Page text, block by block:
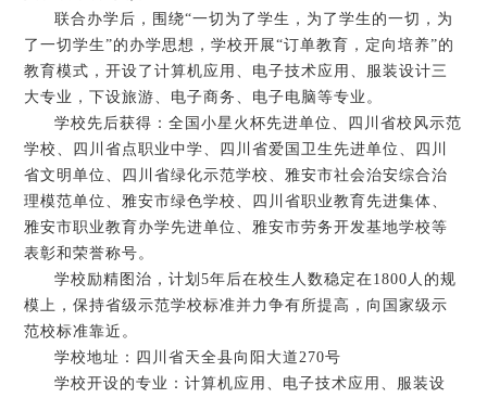
联合办学后，围绕“一切为了学生，为了学生的一切，为
了一切学生”的办学思想，学校开展“订单教育，定向培养”的
教育模式，开设了计算机应用、电子技术应用、服装设计三
大专业，下设旅游、电子商务、电子电脑等专业。
学校先后获得：全国小星火杯先进单位、四川省校风示范
学校、四川省点职业中学、四川省爱国卫生先进单位、四川
省文明单位、四川省绿化示范学校、雅安市社会治安综合治
理模范单位、雅安市绿色学校、四川省职业教育先进集体、
雅安市职业教育办学先进单位、雅安市劳务开发基地学校等
表彰和荣誉称号。
学校励精图治，计划5年后在校生人数稳定在1800人的规
模上，保持省级示范学校标准并力争有所提高，向国家级示
范校标准靠近。
学校地址：四川省天全县向阳大道270号
学校开设的专业：计算机应用、电子技术应用、服装设